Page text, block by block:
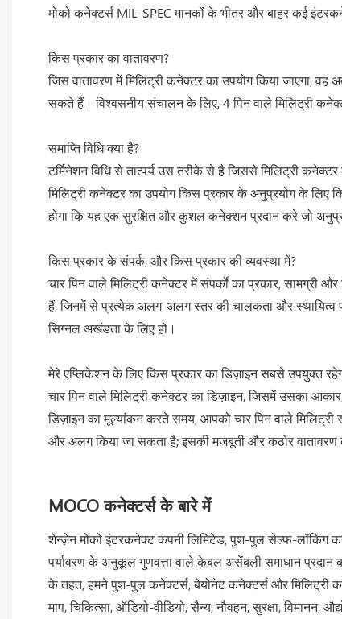
मोको कनेक्टर्स MIL-SPEC मानकों के भीतर और बाहर कई
किस प्रकार का वातावरण?
जिस वातावरण में मिलिट्री कनेक्टर का उपयोग किया जाएगा,
सकते हैं। विश्वसनीय संचालन के लिए, 4 पिन वाले मिलिट्री
समाप्ति विधि क्या है?
टर्मिनेशन विधि से तात्पर्य उस तरीके से है जिससे मिलिट्री
मिलिट्री कनेक्टर का उपयोग किस प्रकार के अनुप्रयोग के लिए
होगा कि यह एक सुरक्षित और कुशल कनेक्शन प्रदान करे जो
किस प्रकार के संपर्क, और किस प्रकार की व्यवस्था में?
चार पिन वाले मिलिट्री कनेक्टर में संपर्कों का प्रकार, सामग्री
हैं, जिनमें से प्रत्येक अलग-अलग स्तर की चालकता और स्थायित्व
सिग्नल अखंडता के लिए हो।
मेरे एप्लिकेशन के लिए किस प्रकार का डिज़ाइन सबसे उपयुक्त
चार पिन वाले मिलिट्री कनेक्टर का डिज़ाइन, जिसमें उसका
डिज़ाइन का मूल्यांकन करते समय, आपको चार पिन वाले
और अलग किया जा सकता है; इसकी मजबूती और कठोर
MOCO कनेक्टर्स के बारे में
शेन्ज़ेन मोको इंटरकनेक्ट कंपनी लिमिटेड, पुश-पुल सेल्फ-लॉकिंग
पर्यावरण के अनुकूल गुणवत्ता वाले केबल असेंबली समाधान प्रदान
के तहत, हमने पुश-पुल कनेक्टर्स, बेयोनेट कनेक्टर्स और मिलिट्री
माप, चिकित्सा, ऑडियो-वीडियो, सैन्य, नौवहन, सुरक्षा,